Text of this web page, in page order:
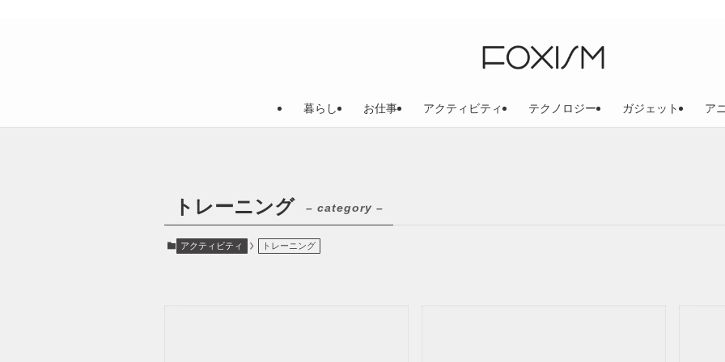
暮らし お仕事 アクティビティ テクノロジー ガジェット ア
トレーニング – category –
アクティビティ トレーニング